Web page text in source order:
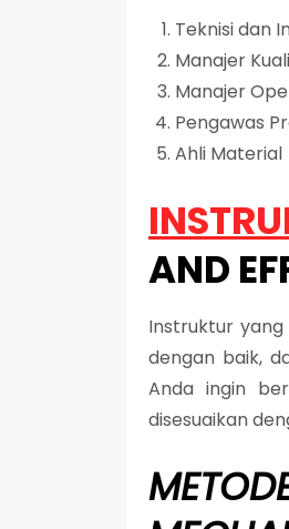
Teknisi dan
Manajer
Manajer
Pengawas
Ahli Material
AND
Instruktur
dengan baik,
Anda ingin
disesuaikan